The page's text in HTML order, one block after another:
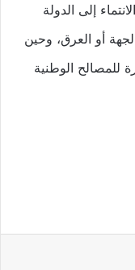
إلى الدولة
أو العرق، وحين
للمصالح الوطنية